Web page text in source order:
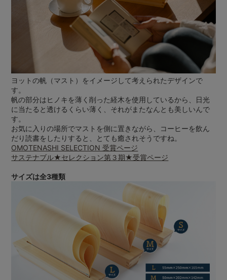
ヨットの帆（マスト）をイメージして考えられたデザインで
す。
帆の部分はヒノキを薄く削った経木を使用しているから、日光
に当たると透けるくらい薄く、それがまたなんとも美しいんで
す。
お気に入りの場所でマストを側に置きながら、コーヒーを飲ん
だり読書をしたりすると、とても癒されそうですね。
OMOTENASHI SELECTION 受賞ページ
サステナブル★セレクション第３期★受賞ページ
サイズは全3種類